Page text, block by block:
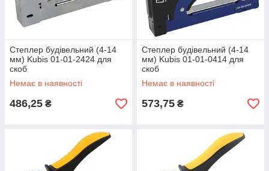
Степлер будівельний (4-14
мм) Kubis 01-01-2424 для
скоб
Немає в наявності
486,25 ₴
Степлер будівельний (4-14
мм) Kubis 01-01-0414 для
скоб
Немає в наявності
573,75 ₴